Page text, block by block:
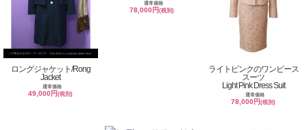
ロングジャケット/Rong
Jacket
通常価格
49,000円(税別)
通常価格
78,000円(税別)
ライトピンクのワンピース
スーツ
Light Pink Dress Suit
通常価格
78,000円(税別)